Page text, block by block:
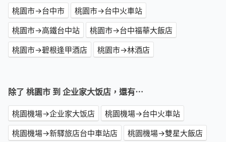
桃園市→台中市
桃園市→台中火車站
桃園市→高鐵台中站
桃園市→台中福華大飯店
桃園市→碧根逢甲酒店
桃園市→林酒店
除了 桃園市 到 企业家大饭店，還有⋯
桃園機場→企业家大饭店
桃園機場→台中火車站
桃園機場→新驛旅店台中車站店
桃園機場→雙星大飯店